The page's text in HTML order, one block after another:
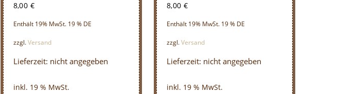
8,00 €
Enthält 19% MwSt. 19 % DE
zzgl.Versand
Lieferzeit: nicht angegeben
inkl. 19 % MwSt.
8,00 €
Enthält 19% MwSt. 19 % DE
zzgl.Versand
Lieferzeit: nicht angegeben
inkl. 19 % MwSt.